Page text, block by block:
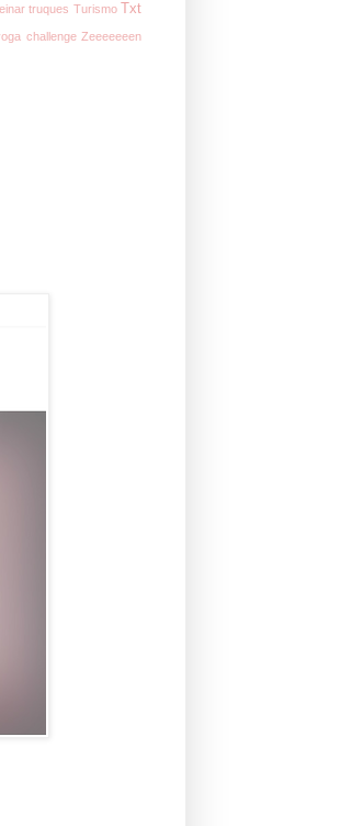
truques Turismo Txt
challenge Zeeeeeeen